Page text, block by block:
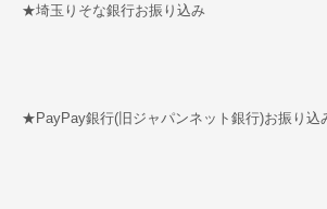
★埼玉りそな銀行お振り込み
★PayPay銀行(旧ジャパンネット銀行)お振り込